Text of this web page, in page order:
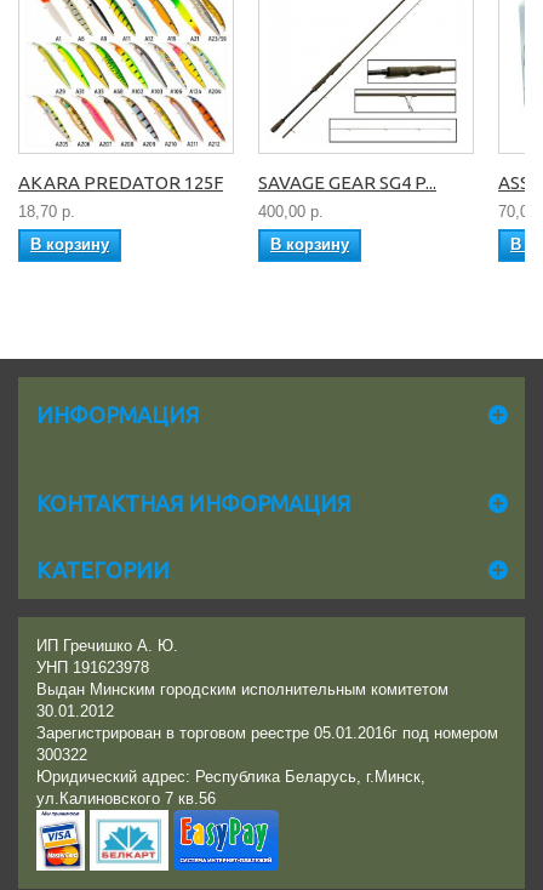
AKARA PREDATOR 125F
18,70 р.
В корзину
SAVAGE GEAR SG4 P...
400,00 р.
В корзину
70,00
В
ИНФОРМАЦИЯ
КОНТАКТНАЯ ИНФОРМАЦИЯ
КАТЕГОРИИ
ИП Гречишко А. Ю.
УНП 191623978
Выдан Минским городским исполнительным комитетом
30.01.2012
Зарегистрирован в торговом реестре 05.01.2016г под номером
300322
Юридический адрес: Республика Беларусь, г.Минск,
ул.Калиновского 7 кв.56